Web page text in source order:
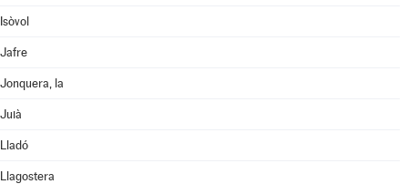
Isòvol
Jafre
Jonquera, la
Juià
Lladó
Llagostera